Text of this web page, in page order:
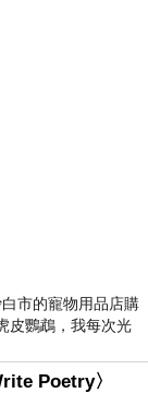
市的寵物用品店購
皮鸚鵡，我每次光
進 C
Poetry〉